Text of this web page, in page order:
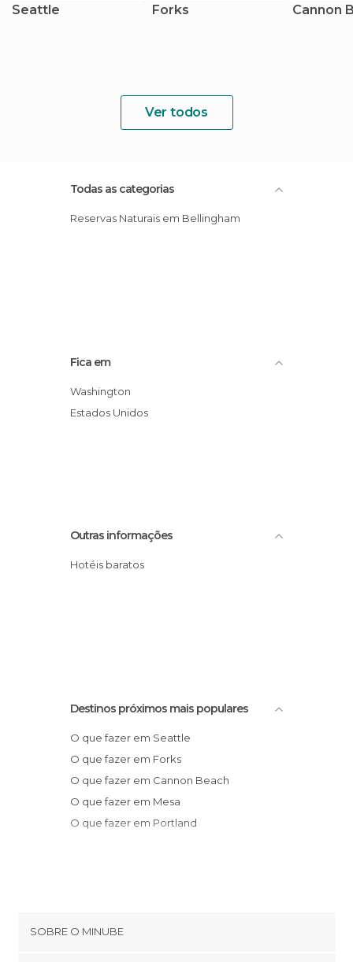
Seattle Forks Cannon
Ver todos
Todas as categorias
Reservas Naturais em Bellingham
Fica em
Washington
Estados Unidos
Outras informações
Hotéis baratos
Destinos próximos mais populares
O que fazer em Seattle
O que fazer em Forks
O que fazer em Cannon Beach
O que fazer em Mesa
O que fazer em Portland
SOBRE O MINUBE